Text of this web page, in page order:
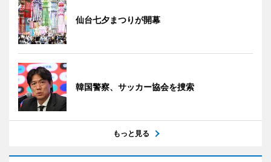
仙台七夕まつりが開幕
韓国警察、サッカー協会を捜索
もっと見る